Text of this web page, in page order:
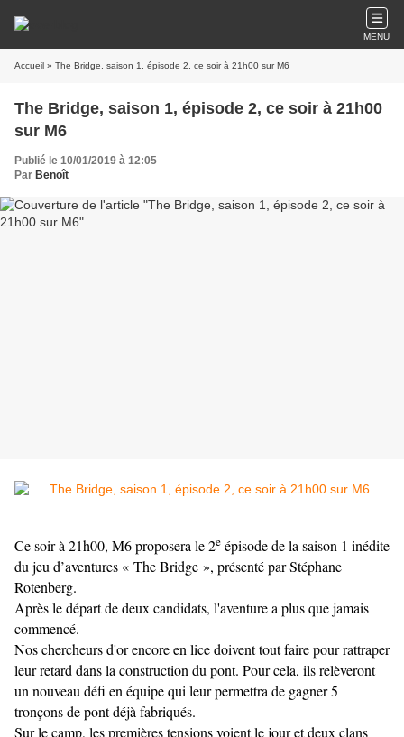
MENU
Accueil » The Bridge, saison 1, épisode 2, ce soir à 21h00 sur M6
The Bridge, saison 1, épisode 2, ce soir à 21h00
sur M6
Publié le 10/01/2019 à 12:05
Par Benoît
Ce soir à 21h00, M6 proposera le 2e épisode de la saison 1 inédite
du jeu d’aventures « The Bridge », présenté par Stéphane
Rotenberg.
Après le départ de deux candidats, l'aventure a plus que jamais
commencé.
Nos chercheurs d'or encore en lice doivent tout faire pour rattraper
leur retard dans la construction du pont. Pour cela, ils relèveront
un nouveau défi en équipe qui leur permettra de gagner 5
tronçons de pont déjà fabriqués.
Sur le camp, les premières tensions voient le jour et deux clans